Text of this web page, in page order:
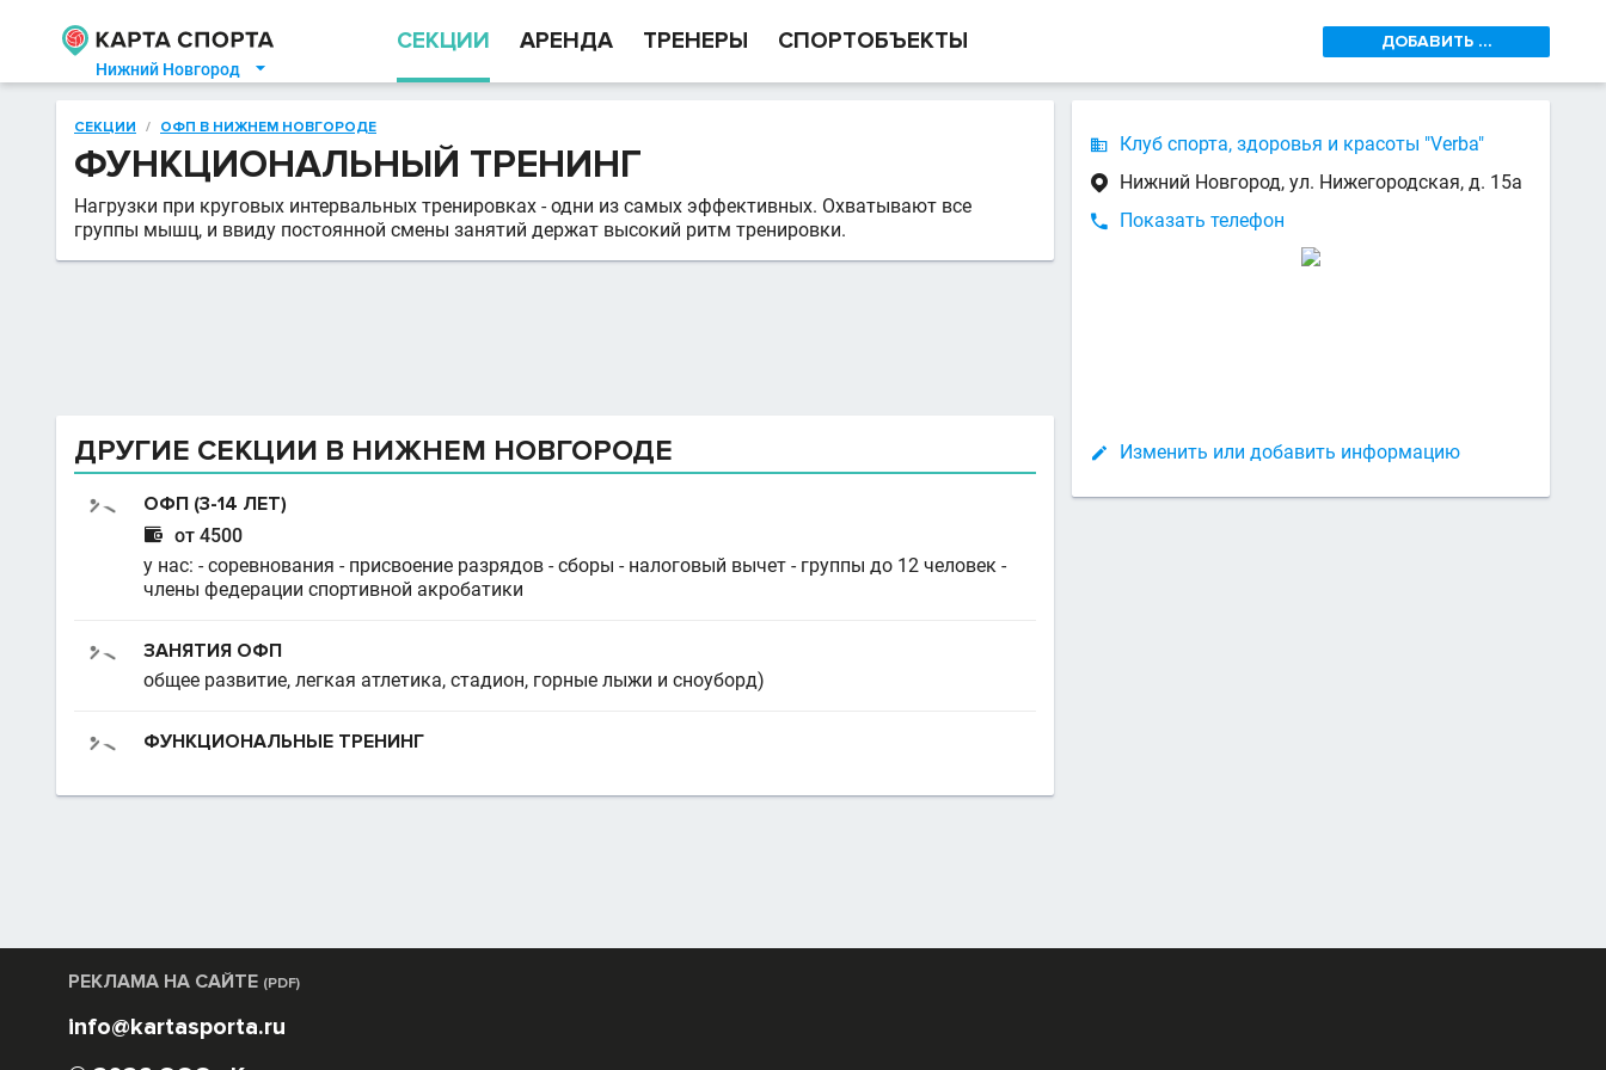
Нижний Новгород 
СЕКЦИИ АРЕНДА ТРЕНЕРЫ СПОРТОБЪЕКТЫ ДОБАВИТЬ ...
СЕКЦИИ / ОФП В НИЖНЕМ НОВГОРОДЕ
ФУНКЦИОНАЛЬНЫЙ ТРЕНИНГ
Нагрузки при круговых интервальных тренировках - одни из самых эффективных. Охватывают все
группы мышц, и ввиду постоянной смены занятий держат высокий ритм тренировки.
ДРУГИЕ СЕКЦИИ В НИЖНЕМ НОВГОРОДЕ
ОФП (3-14 ЛЕТ)

от 4500
у нас: - соревнования - присвоение разрядов - сборы - налоговый вычет - группы до 12 человек -
члены федерации спортивной акробатики
ЗАНЯТИЯ ОФП
общее развитие, легкая атлетика, стадион, горные лыжи и сноуборд)
ФУНКЦИОНАЛЬНЫЕ ТРЕНИНГ
 Клуб спорта, здоровья и красоты "Verba"
 Нижний Новгород, ул. Нижегородская, д. 15а
 Показать телефон
 Изменить или добавить информацию
РЕКЛАМА НА САЙТЕ (PDF)
info@kartasporta.ru